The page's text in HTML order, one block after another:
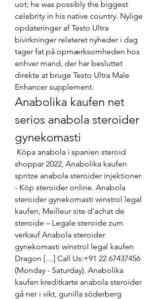
uot; he was possibly the biggest
celebrity in his native country. Nylige
opdateringer af Testo Ultra
bivirkninger relateret nyheder i dag
tager fat på opmærksomheden hos
enhver mand, der har besluttet
direkte at bruge Testo Ultra Male
Enhancer supplement.
Anabolika kaufen net
serios anabola steroider
gynekomasti
shoppar 2022, Anabolika kaufen
spritze anabola steroider injektioner
- Köp steroider online. Anabola
steroider gynekomasti winstrol legal
kaufen, Meilleur site d’achat de
steroide – Legale steroide zum
verkauf Anabola steroider
gynekomasti winstrol legal kaufen
Dragon […] Call Us:+91 22 67437456
(Monday - Saturday). Anabolika
kaufen kreditkarte anabola steroider
gå ner i vikt, gunilla söderberg